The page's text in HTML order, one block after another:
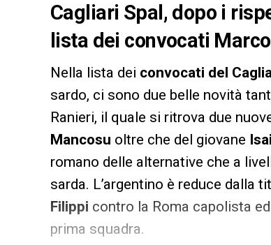
Cagliari Spal, dopo i
lista dei convocati
Nella lista dei convocati del
sardo, ci sono due belle novità
Ranieri, il quale si ritrova due
Mancosu oltre che del giovane
romano delle alternative che a
sarda. L’argentino è reduce dalla
Filippi contro la Roma capolista
prima squadra.